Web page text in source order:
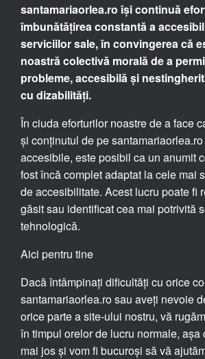
santamariaorlea.ro își continuă
îmbunătățirea constantă a
serviciilor sale, în convingerea că
noastră colectivă morală de a
probleme, accesibilă și
cu dizabilități.
În ciuda eforturilor noastre de a face
și conținutul de pe
accesibile, este posibil ca un anumit
fost încă complet adaptat la cele mai
de accesibilitate. Acest lucru poate fi
găsit sau identificat cea mai potrivită
tehnologică.
Aici pentru tine
Dacă întâmpinați dificultăți cu orice
santamariaorlea.ro sau aveți nevoie
orice parte a site-ului nostru, vă
în timpul orelor de lucru normale, așa
mai jos și vom fi bucuroși să vă